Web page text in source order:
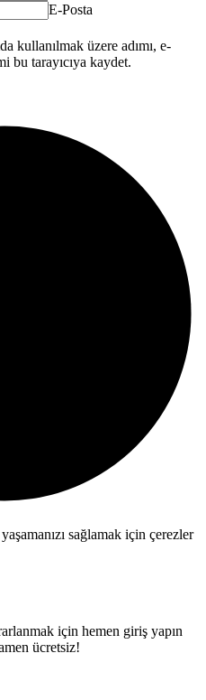
E-Posta
kullanılmak üzere adımı, e-
bu tarayıcıya kaydet.
sağlamak için çerezler
için hemen giriş yapın
ücretsiz!